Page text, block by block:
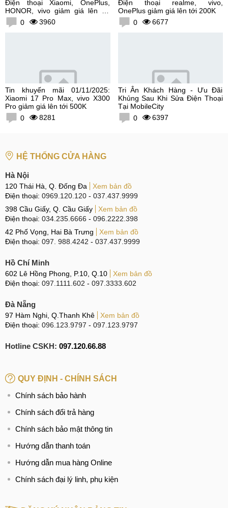
Điện thoại Xiaomi, OnePlus,
HONOR, vivo giảm giá lên tới
300K0 3960
Điện thoại realme, vivo,
OnePlus giảm giá lên tới 200K
0
6677
Tin khuyến mãi 01/11/2025:
Xiaomi 17 Pro Max, vivo X300
Pro giảm giá lên tới 500K
0
8281
Tri Ân Khách Hàng - Ưu Đãi
Khủng Sau Khi Sửa Điện Thoại
Tại MobileCity
0
6397
HỆ THỐNG CỬA HÀNG
Hà Nội
120 Thái Hà, Q. Đống Đa
Xem bản đồ
Điện thoại: 0969.120.120 - 037.437.9999
398 Cầu Giấy, Q. Cầu Giấy
Xem bản đồ
Điện thoại: 034.235.6666 - 096.2222.398
42 Phố Vọng, Hai Bà Trưng
Xem bản đồ
Điện thoại: 097. 988.4242 - 037.437.9999
Hồ Chí Minh
602 Lê Hồng Phong, P.10, Q.10
Xem bản đồ
Điện thoại: 097.1111.602 - 097.3333.602
Đà Nẵng
97 Hàm Nghi, Q.Thanh Khê
Xem bản đồ
Điện thoại: 096.123.9797 - 097.123.9797
Hotline CSKH: 097.120.66.88
QUY ĐỊNH - CHÍNH SÁCH
Chính sách bảo hành
Chính sách đổi trả hàng
Chính sách bảo mật thông tin
Hướng dẫn thanh toán
Hướng dẫn mua hàng Online
Chính sách đại lý linh, phụ kiện